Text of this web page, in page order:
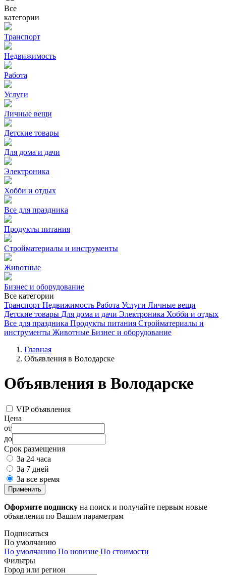
Все
категории
Транспорт
Недвижимость
Работа
Услуги
Личные вещи
Детские товары
Для дома и дачи
Электроника
Хобби и отдых
Все для праздника
Продукты питания
Стройматериалы и инструменты
Животные
Бизнес и оборудование
Все категории
Транспорт Недвижимость Работа Услуги Личные вещи
Детские товары Для дома и дачи Электроника Хобби и отдых
Все для праздника Продукты питания Стройматериалы и
инструменты Животные Бизнес и оборудование
Главная
Объявления в Володарске
Объявления в Володарске
VIP объявления
Цена
от
до
Срок размещения
За 24 часа
За 7 дней
За все время
Применить
Оформите подписку на поиск и получайте первым новые
объявления по Вашим параметрам
Подписаться
По умолчанию
По умолчанию По новизне По стоимости
Фильтры
Город или регион